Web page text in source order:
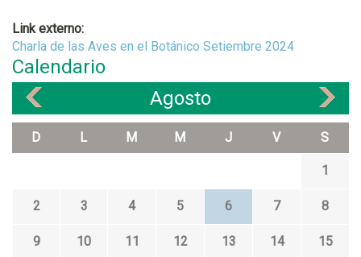
Link externo:
Charla de las Aves en el Botánico Setiembre 2024
Calendario
Agosto
D L M M J V S
1
2 3 4 5 6 7 8
9 10 11 12 13 14 15